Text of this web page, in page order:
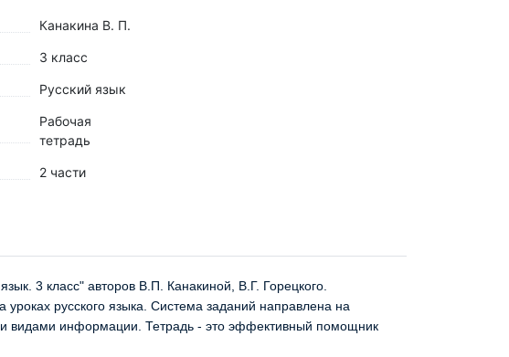
Канакина В. П.
3 класс
Русский язык
Рабочая
тетрадь
2 части
3 класс" авторов В.П. Канакиной, В.Г. Горецкого.
русского языка. Система заданий направлена на
видами информации. Тетрадь - это эффективный помощник